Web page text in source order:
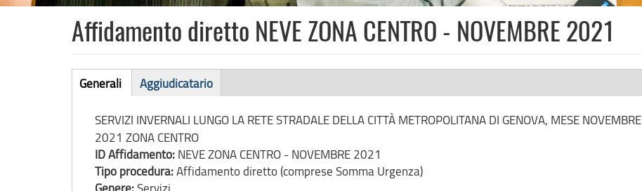
Affidamento diretto NEVE ZONA CENTRO - NOVEMBRE 2021
Affidamento
Generali
attiva)
Aggiudicatario
SERVIZI INVERNALI LUNGO LA RETE STRADALE DELLA CITTÀ METROPOLITANA DI GENOVA, MESE NOVEMBRE
2021 ZONA CENTRO
ID Affidamento: NEVE ZONA CENTRO - NOVEMBRE 2021
Tipo procedura:Affidamento diretto (comprese Somma Urgenza)